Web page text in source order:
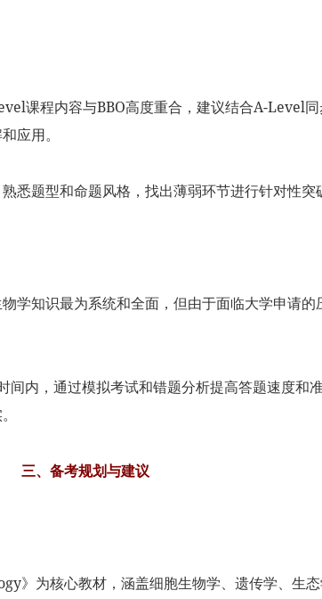
课程内容与BBO高度重合，建议结合A-Level同
应用。
悉题型和命题风格，找出薄弱环节进行针对性突
物学知识最为系统和全面，但由于面临大学申请的
间内，通过模拟考试和错题分析提高答题速度和
三、备考规划与建议
》为核心教材，涵盖细胞生物学、遗传学、生